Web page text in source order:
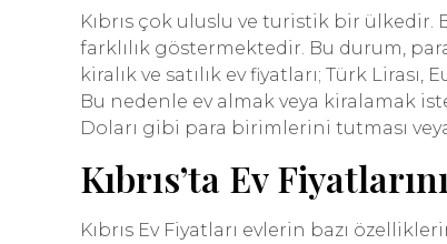
Kıbrıs çok uluslu ve turistik bir
farklılık göstermektedir. Bu durum,
kiralık ve satılık ev fiyatları; Türk
Bu nedenle ev almak veya kiralamak
Doları gibi para birimlerini tutması
Kıbrıs’ta Ev
Kıbrıs Ev Fiyatları evlerin bazı